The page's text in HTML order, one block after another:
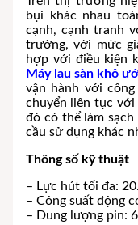
bụi khác nhau
cạnh, cạnh tranh
trường, với mức
hợp với điều kiện
Máy lau sàn khô
vận hành với
chuyển liên tục
đó có thể làm
cầu sử dụng khác
Thông số kỹ thuật
– Lực hút tối đa:
– Công suất động
– Dung lượng pin: